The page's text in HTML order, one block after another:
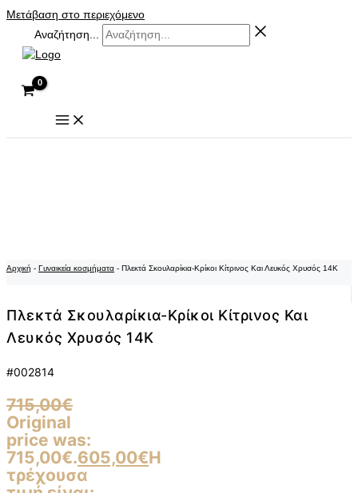
Μετάβαση στο περιεχόμενο
Αναζήτηση...
Αρχική - Γυναικεία κοσμήματα - Πλεκτά Σκουλαρίκια-Κρίκοι Κίτρινος Και Λευκός Χρυσός 14K
Πλεκτά Σκουλαρίκια-Κρίκοι Κίτρινος Και
Λευκός Χρυσός 14K
#002814
715,00€
Original
price was:
715,00€.605,00€Η
τρέχουσα